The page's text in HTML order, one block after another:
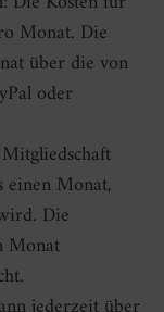
Monat. Die
über die von
oder
einen Monat,
Die
Monat